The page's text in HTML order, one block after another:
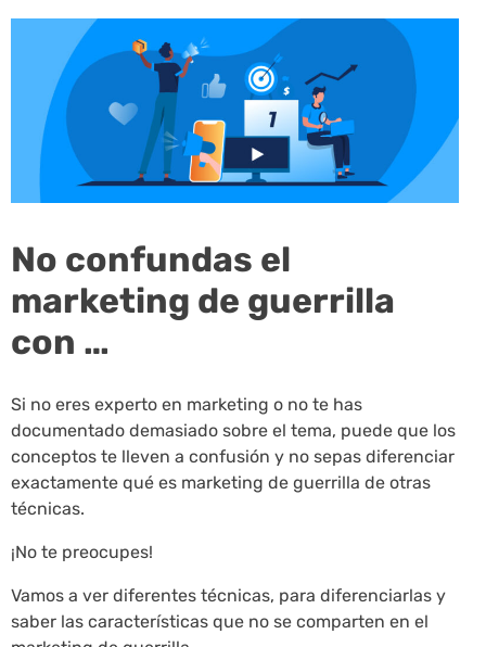
No confundas el
marketing de guerrilla
con …
Si no eres experto en marketing o no te has
documentado demasiado sobre el tema, puede que los
conceptos te lleven a confusión y no sepas diferenciar
exactamente qué es marketing de guerrilla de otras
técnicas.
¡No te preocupes!
Vamos a ver diferentes técnicas, para diferenciarlas y
saber las características que no se comparten en el